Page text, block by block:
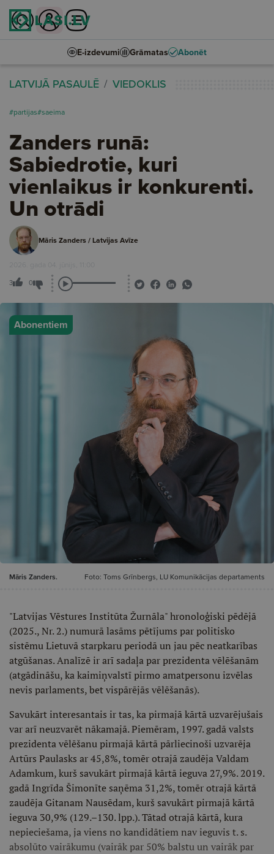
E-izdevumi Grāmatas Abonēt
LATVIJĀ PASAULĒ VIEDOKLIS
#partijas#saeima
Zanders runā:
Sabiedrotie, kuri
vienlaikus ir konkurenti.
Un otrādi
Māris Zanders / Latvijas Avīze
2026. gada 04. jūnijs, 11:00
3 0
Abonentiem
Māris Zanders. Foto: Toms Grīnbergs, LU Komunikācijas departaments
"Latvijas Vēstures Institūta Žurnāla" hronoloģiski pēdējā
(2025., Nr. 2.) numurā lasāms pētījums par politisko
sistēmu Lietuvā starpkaru periodā un jau pēc neatkarības
atgūšanas. Analīzē ir arī sadaļa par prezidenta vēlēšanām
(atgādināšu, ka kaimiņvalstī pirmo amatpersonu izvēlas
nevis parlaments, bet vispārējās vēlēšanās).
Savukārt interesantais ir tas, ka pirmajā kārtā uzvarējušais
var arī neuzvarēt nākamajā. Piemēram, 1997. gadā valsts
prezidenta vēlēšanu pirmajā kārtā pārliecinoši uzvarēja
Artūrs Paulasks ar 45,8%, tomēr otrajā zaudēja Valdam
Adamkum, kurš savukārt pirmajā kārtā ieguva 27,9%. 2019.
gadā Ingrīda Šimonīte saņēma 31,2%, tomēr otrajā kārtā
zaudēja Gitanam Nausēdam, kurš savukārt pirmajā kārtā
ieguva 30,9% (129.–130. lpp.). Tātad otrajā kārtā, kura
nepieciešama, ja viens no kandidātiem nav ieguvis t. s.
absolūto vairākumu (vairāk par 50% balstu un vairāk par